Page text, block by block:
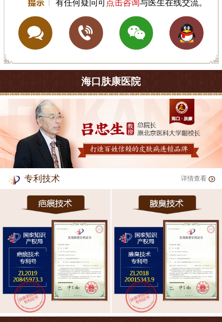
有任何疑问可 点击咨询与医生在线交流。
海口肤康医院
专利技术 详情查看